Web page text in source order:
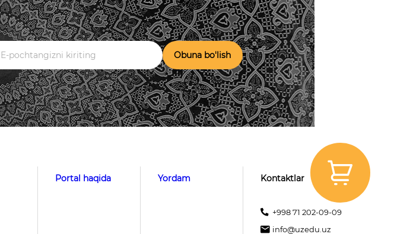
Obuna bo'lish
Portal haqida Yordam Kontaktlar
+998 71 202-09-09
info@uzedu.uz